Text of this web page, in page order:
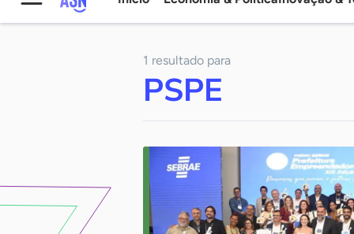
Agência
Notícias
1 resultado para
PSPE